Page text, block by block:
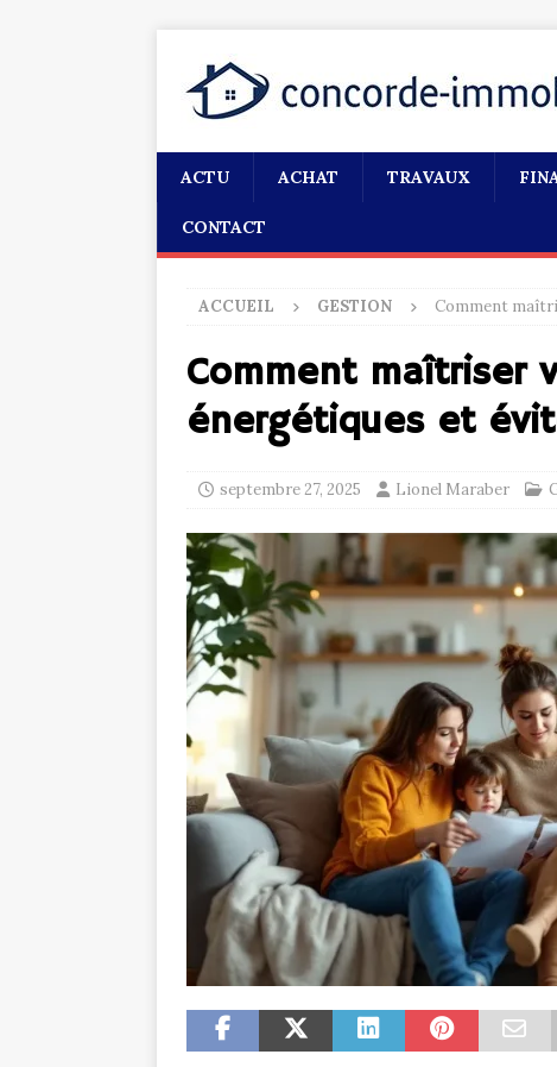
ACTU ACHAT TRAVAUX
CONTACT
ACCUEIL GESTION Comment
Comment maîtriser
énergétiques et
septembre 27, 2025 Lionel Maraber